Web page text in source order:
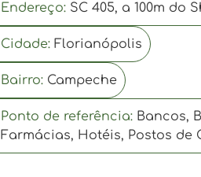
Endereço:SC 405, a 100m do
Cidade:Florianópolis
Bairro:Campeche
Ponto de referência:Bancos,
Farmácias, Hotéis, Postos de